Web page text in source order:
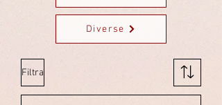
Diverse
Filtra